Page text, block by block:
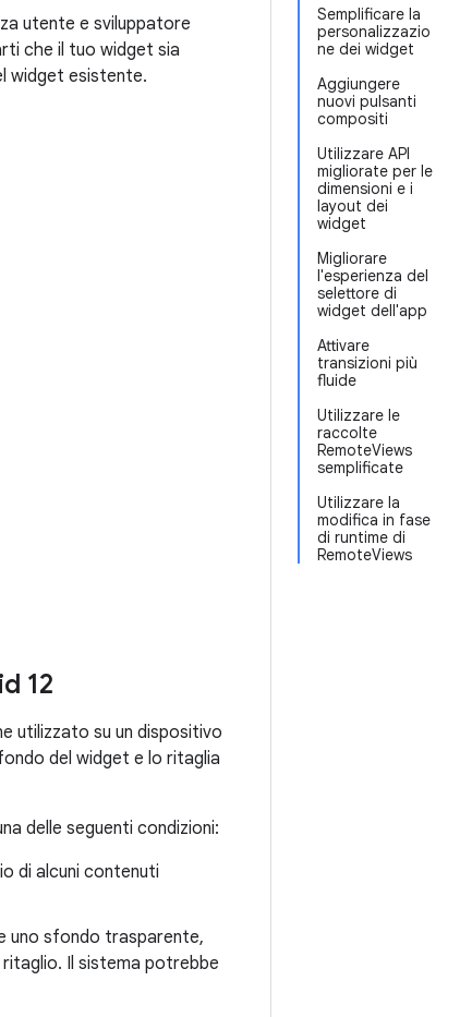
Semplificare la
personalizzazio
ne dei widget
Aggiungere
nuovi pulsanti
compositi
Utilizzare API
migliorate per le
dimensioni e i
layout dei
widget
Migliorare
l'esperienza del
selettore di
widget dell'app
Attivare
transizioni più
fluide
Utilizzare le
raccolte
RemoteViews
semplificate
Utilizzare la
modifica in fase
di runtime di
RemoteViews
utente e sviluppatore
che il tuo widget sia
widget esistente.
12
utilizzato su un dispositivo
del widget e lo ritaglia
delle seguenti condizioni:
di alcuni contenuti
uno sfondo trasparente,
Il sistema potrebbe